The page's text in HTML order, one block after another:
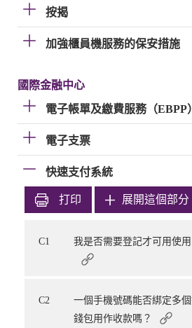
按揭
加強櫃員機服務的保安措施
國際金融中心
電子帳單及繳費服務（EBPP）
電子支票
快速支付系統
打印 展開這個部分
C1 我是否需要登記才可用使
C2
一個手機號碼能否綁定多
錢包用作收款嗎？